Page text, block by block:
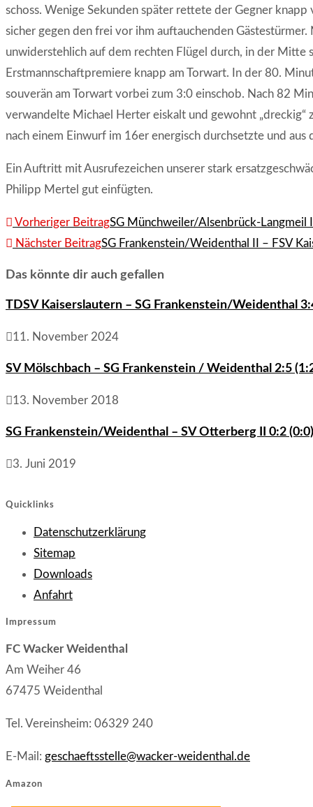
schoss. Wenige Sekunden später rettete der Gegner
sicher gegen den frei vor ihm auftauchenden
unwiderstehlich auf dem rechten Flügel durch, in der
Erstmannschaftpremiere knapp am Torwart. In der 80.
souverän am Torwart vorbei zum 3:0 einschob. Nach 82
verwandelte Michael Herter eiskalt und gewohnt „dreckig“
nach einem Einwurf im 16er energisch durchsetzte und aus
Ein Auftritt mit Ausrufezeichen unserer stark
Philipp Mertel gut einfügten.
Weitere
Artikel
Vorheriger BeitragSG Münchweiler/Alsenbrück-Langmeil
Nächster BeitragSG Frankenstein/Weidenthal II – FSV
Das könnte dir auch gefallen
TDSV Kaiserslautern – SG Frankenstein/Weidenthal
11. November 2024
SV Mölschbach – SG Frankenstein / Weidenthal 2:5
13. November 2018
SG Frankenstein/Weidenthal – SV Otterberg II 0:2 (0:0)
3. Juni 2019
Quicklinks
DatenschutzerklärungOpens
Sitemap
in
DownloadsOpens
AnfahrtOpens
Impressum
FC Wacker Weidenthal
Am Weiher 46
67475 Weidenthal
Tel. Vereinsheim: 06329 240
E-Mail: geschaeftsstelle@wacker-weidenthal.de
Amazon